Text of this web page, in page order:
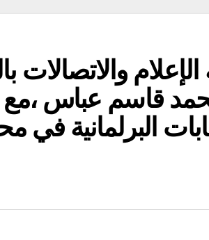
والاتصالات
قاسم عباس
البرلمانية